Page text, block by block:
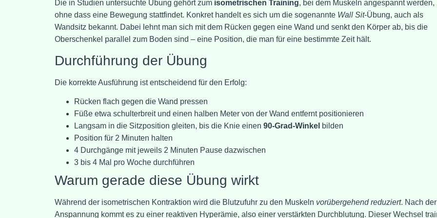
Die in Studien untersuchte Übung gehört zum isometrischen Training, bei dem Muskeln angespannt werden,
ohne dass eine Bewegung stattfindet. Konkret handelt es sich um die sogenannte Wall Sit-Übung, auch als
Wandsitz bekannt. Dabei lehnt man sich mit dem Rücken gegen eine Wand und senkt den Körper ab, bis die
Oberschenkel parallel zum Boden sind – eine Position, die man für eine bestimmte Zeit hält.
Durchführung der Übung
Die korrekte Ausführung ist entscheidend für den Erfolg:
Rücken flach gegen die Wand pressen
Füße etwa schulterbreit und einen halben Meter von der Wand entfernt positionieren
Langsam in die Sitzposition gleiten, bis die Knie einen 90-Grad-Winkel bilden
Position für 2 Minuten halten
4 Durchgänge mit jeweils 2 Minuten Pause dazwischen
3 bis 4 Mal pro Woche durchführen
Warum gerade diese Übung wirkt
Während der isometrischen Kontraktion wird die Blutzufuhr zu den Muskeln vorübergehend reduziert. Nach der
Anspannung kommt es zu einer reaktiven Hyperämie, also einer verstärkten Durchblutung. Dieser Wechsel